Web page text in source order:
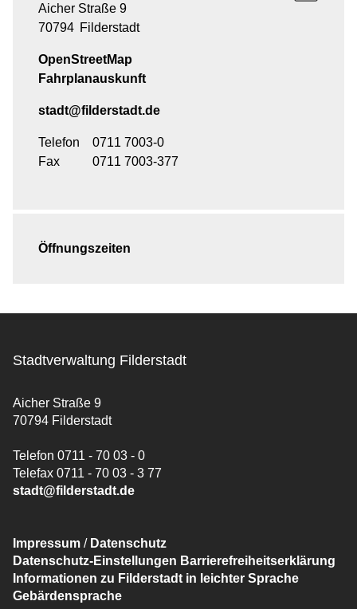
Aicher Straße 9
70794 Filderstadt
OpenStreetMap
Fahrplanauskunft
stadt@filderstadt.de
Telefon
0711 7003-0
Fax
0711 7003-377
Öffnungszeiten
Stadtverwaltung Filderstadt
Aicher Straße 9
70794 Filderstadt
Telefon 0711 - 70 03 - 0
Telefax 0711 - 70 03 - 3 77
stadt@filderstadt.de
Impressum / Datenschutz
Datenschutz-Einstellungen Barrierefreiheitserklärung
Informationen zu Filderstadt in leichter Sprache
Gebärdensprache